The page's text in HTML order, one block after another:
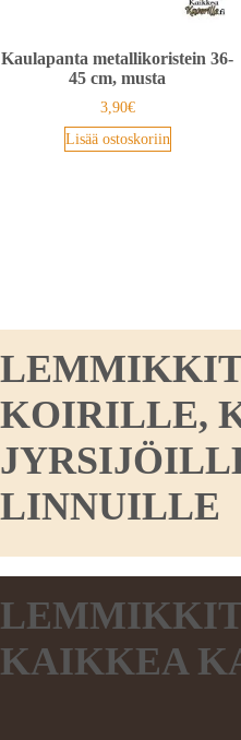
Kaulapanta metallikoristein 36-
45 cm, musta
3,90€
Lisää ostoskoriin
KOIRILLE,
LINNUILLE
KAIKKEA